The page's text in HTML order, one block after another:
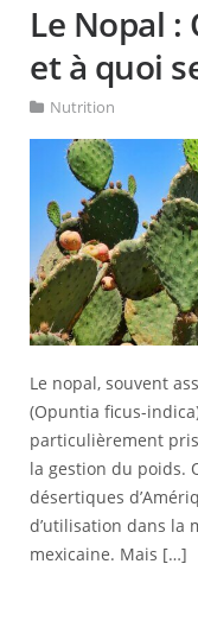
Le Nopal :
et à quoi
Nutrition
Le nopal, souvent
(Opuntia ficus-
particulièrement
la gestion du poids.
désertiques
d’utilisation dans la
mexicaine. Mais […]